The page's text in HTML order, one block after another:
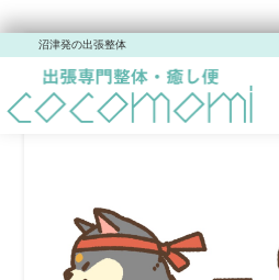
沼津発の出張整体
今日は金銀の日。